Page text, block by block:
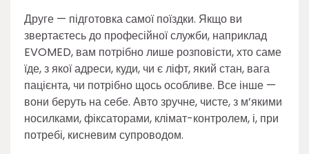
Друге — підготовка самої поїздки. Якщо ви
звертаєтесь до професійної служби, наприклад
EVOMED, вам потрібно лише розповісти, хто саме
їде, з якої адреси, куди, чи є ліфт, який стан, вага
пацієнта, чи потрібно щось особливе. Все інше —
вони беруть на себе. Авто зручне, чисте, з м’якими
носилками, фіксаторами, клімат-контролем, і, при
потребі, кисневим супроводом.